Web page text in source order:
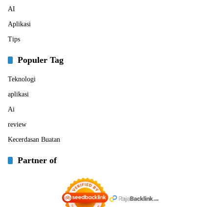
AI
Aplikasi
Tips
Populer Tag
Teknologi
aplikasi
Ai
review
Kecerdasan Buatan
Partner of